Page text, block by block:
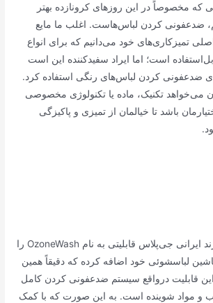
که مخصوصاً در این روزهای کرونازده بهتر
ضدعفونی کردن لباس‌هاست. اغلب ما مایع
تمیزکاری‌های خود می‌دانیم که برای انواع
است؛ اما ایراد سفیدکننده این است
ضدعفونی کردن لباس‌های رنگی استفاده کرد.
می‌خواهد تکنیک، ماده یا تکنولوژی مخصوصی
باشد تا خیالمان از تمیزی و پاکیزگی
خبر خوب است که برند ایرانی جی‌پلاس قابلیتی به نام OzoneWash را
لباسشوئی خود اضافه کرده که دقیقاً همین
قابلیت درواقع سیستم ضدعفونی کردن کامل
آب و مواد شوینده است. به این صورت که با کمک